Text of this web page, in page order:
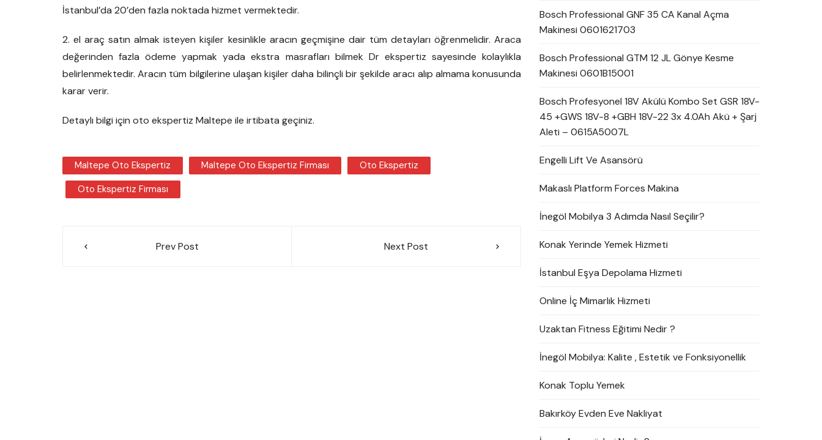
İstanbul’da 20’den fazla noktada hizmet vermektedir.
2. el araç satın almak isteyen kişiler kesinlikle aracın geçmişine dair tüm detayları öğrenmelidir. Araca
değerinden fazla ödeme yapmak yada ekstra masrafları bilmek Dr ekspertiz sayesinde kolaylıkla
belirlenmektedir. Aracın tüm bilgilerine ulaşan kişiler daha bilinçli bir şekilde aracı alıp almama konusunda
karar verir.
Detaylı bilgi için oto ekspertiz Maltepe ile irtibata geçiniz.
Maltepe Oto Ekspertiz Maltepe Oto Ekspertiz Firması
Oto Ekspertiz
Oto Ekspertiz Firması
Prev Post Next Post
Bosch Professional GNF 35 CA Kanal Açma
Makinesi 0601621703
Bosch Professional GTM 12 JL Gönye Kesme
Makinesi 0601B15001
Bosch Profesyonel 18V Akülü Kombo Set GSR 18V-
45 +GWS 18V-8 +GBH 18V-22 3x 4.0Ah Akü + Şarj
Aleti – 0615A5007L
Engelli Lift Ve Asansörü
Makaslı Platform Forces Makina
İnegöl Mobilya 3 Adımda Nasıl Seçilir?
Konak Yerinde Yemek Hizmeti
İstanbul Eşya Depolama Hizmeti
Online İç Mimarlık Hizmeti
Uzaktan Fitness Eğitimi Nedir ?
İnegöl Mobilya: Kalite , Estetik ve Fonksiyonellik
Konak Toplu Yemek
Bakırköy Evden Eve Nakliyat